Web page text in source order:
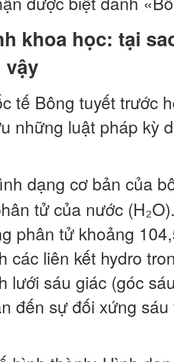
khoa học: tại
vậy
tế Bông tuyết trước
những luật pháp kỳ
dạng cơ bản của
tử của nước
phân tử khoảng
các liên kết hydro
lưới sáu giác (góc
đến sự đối xứng